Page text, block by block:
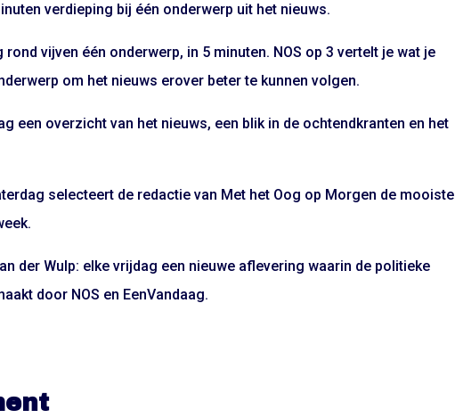
verdieping bij één onderwerp uit het nieuws.
vijven één onderwerp, in 5 minuten. NOS op 3 vertelt je wat je
om het nieuws erover beter te kunnen volgen.
een overzicht van het nieuws, een blik in de ochtendkranten en het
selecteert de redactie van Met het Oog op Morgen de mooiste
der Wulp: elke vrijdag een nieuwe aflevering waarin de politieke
door NOS en EenVandaag.